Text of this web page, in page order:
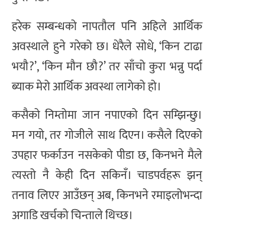
हरेक सम्बन्धको नापतौल पनि अहिले आर्थिक
अवस्थाले हुने गरेको छ। धेरैले सोधे, ‘किन टाढा
भयौ?’, ‘किन मौन छौ?’ तर साँचो कुरा भन्नु पर्दा
ब्याक मेरो आर्थिक अवस्था लागेको हो।
कसैको निम्तोमा जान नपाएको दिन सम्झिन्छु।
मन गयो, तर गोजीले साथ दिएन। कसैले दिएको
उपहार फर्काउन नसकेको पीडा छ, किनभने मैले
त्यस्तो नै केही दिन सकिनँ। चाडपर्वहरू झन्
तनाव लिएर आउँछन् अब, किनभने रमाइलोभन्दा
अगाडि खर्चको चिन्ताले थिच्छ।